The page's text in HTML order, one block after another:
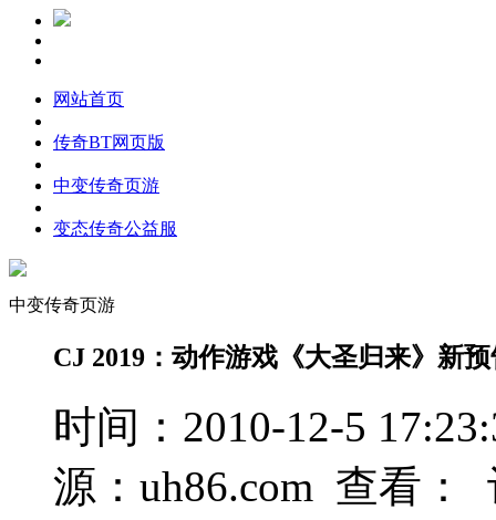
网站首页
传奇BT网页版
中变传奇页游
变态传奇公益服
中变传奇页游
CJ 2019：动作游戏《大圣归来》新
时间：2010-12-5
源：uh86.com 查看：